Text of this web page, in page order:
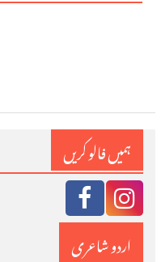
ہمیں فالو کریں
اردو شاعری